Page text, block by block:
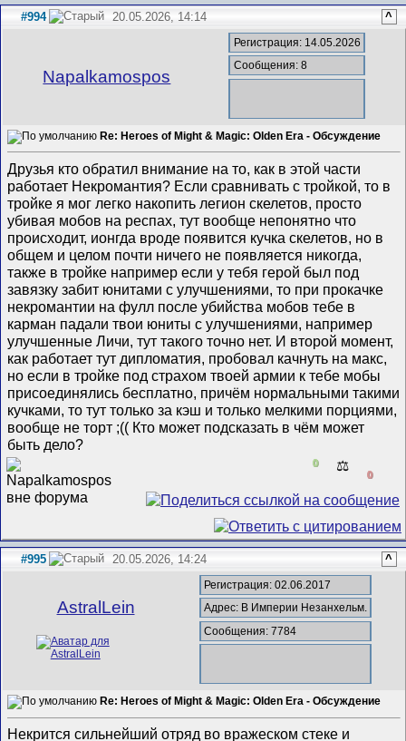
#994 20.05.2026, 14:14 ^
Napalkamospos
Регистрация: 14.05.2026
Сообщения: 8
Re: Heroes of Might & Magic: Olden Era - Обсуждение
Друзья кто обратил внимание на то, как в этой части
работает Некромантия? Если сравнивать с тройкой, то в
тройке я мог легко накопить легион скелетов, просто
убивая мобов на респах, тут вообще непонятно что
происходит, ионгда вроде появится кучка скелетов, но в
общем и целом почти ничего не появляется никогда,
также в тройке например если у тебя герой был под
завязку забит юнитами с улучшениями, то при прокачке
некромантии на фулл после убийства мобов тебе в
карман падали твои юниты с улучшениями, например
улучшенные Личи, тут такого точно нет. И второй момент,
как работает тут дипломатия, пробовал качнуть на макс,
но если в тройке под страхом твоей армии к тебе мобы
присоединялись бесплатно, причём нормальными такими
кучками, то тут только за кэш и только мелкими порциями,
вообще не торт ;(( Кто может подсказать в чём может
быть дело?
0 ⚖️
0
#995 20.05.2026, 14:24 ^
AstralLein
Регистрация: 02.06.2017
Адрес: В Империи Незанхельм.
Сообщения: 7784
Re: Heroes of Might & Magic: Olden Era - Обсуждение
Некрится сильнейший отряд во вражеском стеке и